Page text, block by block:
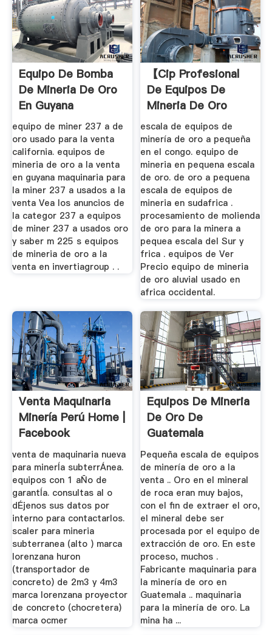
Equipo De Bomba
De Mineria De Oro
En Guyana
equipo de miner 237 a de
oro usado para la venta
california. equipos de
mineria de oro a la venta
en guyana maquinaria para
la miner 237 a usados a la
venta Vea los anuncios de
la categor 237 a equipos
de miner 237 a usados oro
y saber m 225 s equipos
de mineria de oro a la
venta en invertiagroup . .
【cip Profesional
De Equipos De
Mineria De Oro
Aluvial】
escala de equipos de
minería de oro a pequeña
en el congo. equipo de
mineria en pequena escala
de oro. de oro a pequena
escala de equipos de
mineria en sudafrica .
procesamiento de molienda
de oro para la minera a
pequea escala del Sur y
frica . equipos de Ver
Precio equipo de mineria
de oro aluvial usado en
africa occidental.
Venta Maquinaria
Minería Perú Home |
Facebook
venta de maquinaria nueva
para minerÍa subterrÁnea.
equipos con 1 aÑo de
garantÍa. consultas al o
dÉjenos sus datos por
interno para contactarlos.
scaler para mineria
subterranea (alto ) marca
lorenzana huron
(transportador de
concreto) de 2m3 y 4m3
marca lorenzana proyector
de concreto (chocretera)
marca ocmer
Equipos De Mineria
De Oro De
Guatemala
Trituradora De
Cono
Pequeña escala de equipos
de minería de oro a la
venta .. Oro en el mineral
de roca eran muy bajos,
con el fin de extraer el oro,
el mineral debe ser
procesada por el equipo de
extracción de oro. En este
proceso, muchos .
Fabricante maquinaria para
la minería de oro en
Guatemala .. maquinaria
para la minería de oro. La
mina ha ...